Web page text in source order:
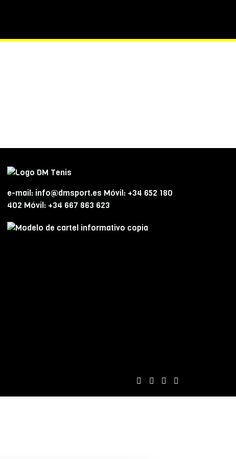
e-mail: info@dmsport.es Móvil: +34 652 180
402 Móvil: +34 667 863 623